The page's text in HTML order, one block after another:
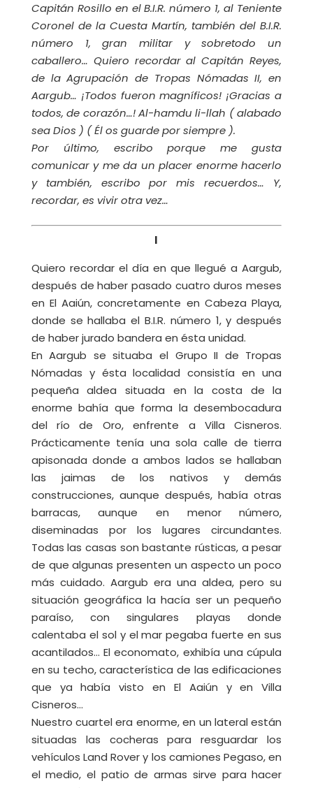
Capitán Rosillo en el B.I.R. número 1, al Teniente
Coronel de la Cuesta Martín, también del B.I.R.
número 1, gran militar y sobretodo un
caballero… Quiero recordar al Capitán Reyes,
de la Agrupación de Tropas Nómadas II, en
Aargub… ¡Todos fueron magníficos! ¡Gracias a
todos, de corazón…! Al-hamdu li-llah ( alabado
sea Dios ) ( Él os guarde por siempre ).
Por último, escribo porque me gusta
comunicar y me da un placer enorme hacerlo
y también, escribo por mis recuerdos… Y,
recordar, es vivir otra vez…
I
Quiero recordar el día en que llegué a Aargub,
después de haber pasado cuatro duros meses
en El Aaiún, concretamente en Cabeza Playa,
donde se hallaba el B.I.R. número 1, y después
de haber jurado bandera en ésta unidad.
En Aargub se situaba el Grupo II de Tropas
Nómadas y ésta localidad consistía en una
pequeña aldea situada en la costa de la
enorme bahía que forma la desembocadura
del río de Oro, enfrente a Villa Cisneros.
Prácticamente tenía una sola calle de tierra
apisonada donde a ambos lados se hallaban
las jaimas de los nativos y demás
construcciones, aunque después, había otras
barracas, aunque en menor número,
diseminadas por los lugares circundantes.
Todas las casas son bastante rústicas, a pesar
de que algunas presenten un aspecto un poco
más cuidado. Aargub era una aldea, pero su
situación geográfica la hacía ser un pequeño
paraíso, con singulares playas donde
calentaba el sol y el mar pegaba fuerte en sus
acantilados… El economato, exhibía una cúpula
en su techo, característica de las edificaciones
que ya había visto en El Aaiún y en Villa
Cisneros…
Nuestro cuartel era enorme, en un lateral están
situadas las cocheras para resguardar los
vehículos Land Rover y los camiones Pegaso, en
el medio, el patio de armas sirve para hacer